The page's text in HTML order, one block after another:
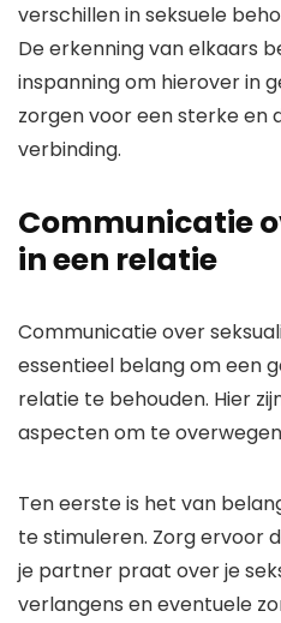
verschillen in seksuele
De erkenning van elkaars
inspanning om hierover in
zorgen voor een sterke en
verbinding.
Communicatie
in een relatie
Communicatie over
essentieel belang om een
relatie te behouden. Hier
aspecten om te
Ten eerste is het van
te stimuleren. Zorg ervoor
je partner praat over je
verlangens en eventuele